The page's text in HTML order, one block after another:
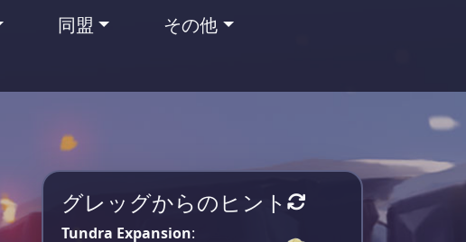
同盟
その他
グレッグからのヒント
Tundra Expansion: